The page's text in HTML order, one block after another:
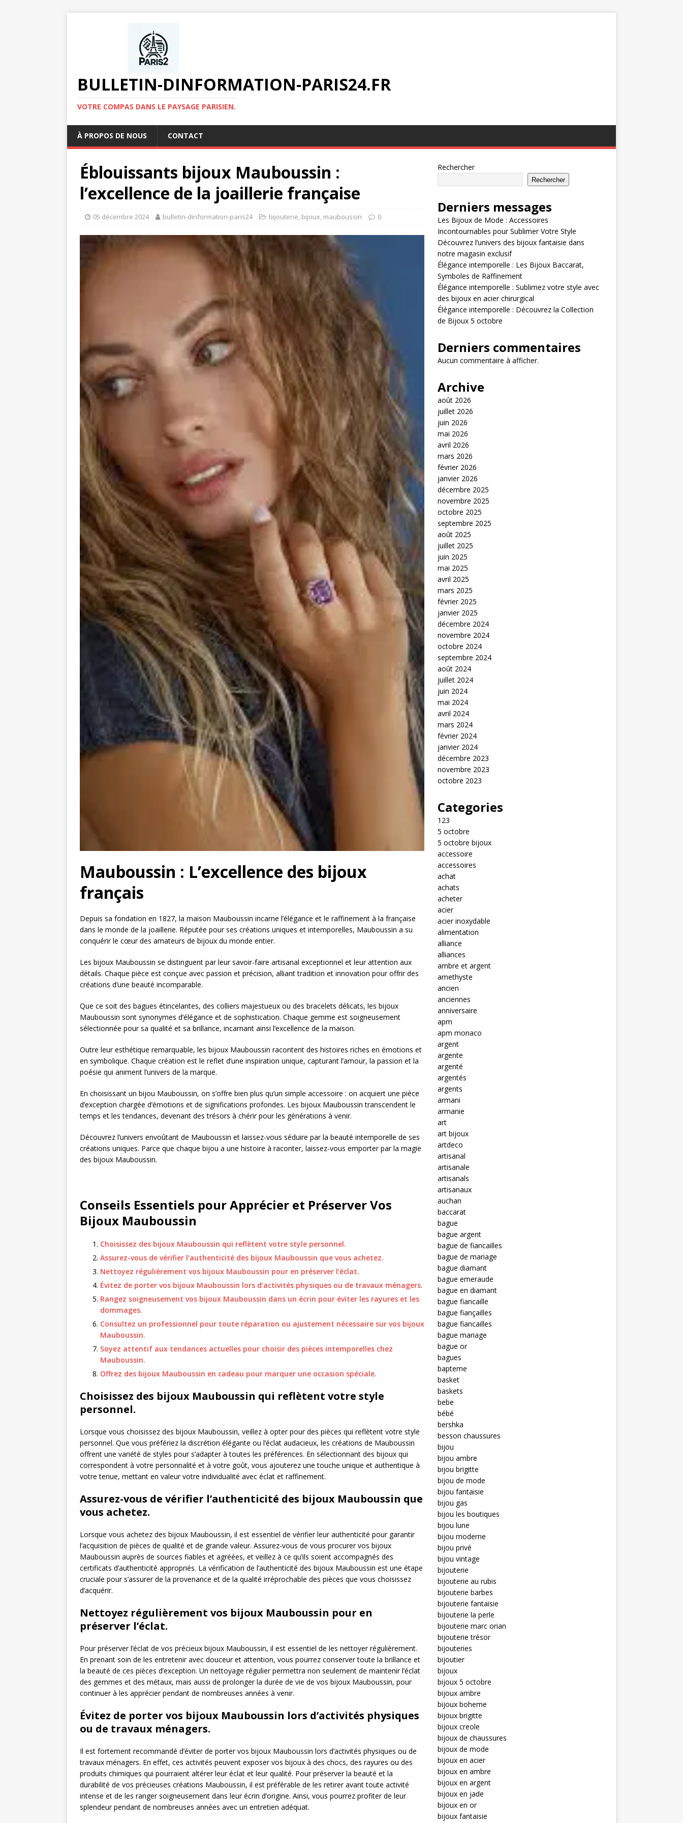
BULLETIN-DINFORMATION-PARIS24.FR
VOTRE COMPAS DANS LE PAYSAGE PARISIEN.
À PROPOS DE NOUS CONTACT
Éblouissants bijoux Mauboussin :
l’excellence de la joaillerie française
05 décembre 2024 bulletin-dinformation-paris24 bijouterie, bijoux, mauboussin 0
Mauboussin : L’excellence des bijoux
français
Depuis sa fondation en 1827, la maison Mauboussin incarne l’élégance et le raffinement à la française
dans le monde de la joaillerie. Réputée pour ses créations uniques et intemporelles, Mauboussin a su
conquérir le cœur des amateurs de bijoux du monde entier.
Les bijoux Mauboussin se distinguent par leur savoir-faire artisanal exceptionnel et leur attention aux
détails. Chaque pièce est conçue avec passion et précision, alliant tradition et innovation pour offrir des
créations d’une beauté incomparable.
Que ce soit des bagues étincelantes, des colliers majestueux ou des bracelets délicats, les bijoux
Mauboussin sont synonymes d’élégance et de sophistication. Chaque gemme est soigneusement
sélectionnée pour sa qualité et sa brillance, incarnant ainsi l’excellence de la maison.
Outre leur esthétique remarquable, les bijoux Mauboussin racontent des histoires riches en émotions et
en symbolique. Chaque création est le reflet d’une inspiration unique, capturant l’amour, la passion et la
poésie qui animent l’univers de la marque.
En choisissant un bijou Mauboussin, on s’offre bien plus qu’un simple accessoire : on acquiert une pièce
d’exception chargée d’émotions et de significations profondes. Les bijoux Mauboussin transcendent le
temps et les tendances, devenant des trésors à chérir pour les générations à venir.
Découvrez l’univers envoûtant de Mauboussin et laissez-vous séduire par la beauté intemporelle de ses
créations uniques. Parce que chaque bijou a une histoire à raconter, laissez-vous emporter par la magie
des bijoux Mauboussin.
Conseils Essentiels pour Apprécier et Préserver Vos
Bijoux Mauboussin
Choisissez des bijoux Mauboussin qui reflètent votre style personnel.
Assurez-vous de vérifier l’authenticité des bijoux Mauboussin que vous achetez.
Nettoyez régulièrement vos bijoux Mauboussin pour en préserver l’éclat.
Évitez de porter vos bijoux Mauboussin lors d’activités physiques ou de travaux ménagers.
Rangez soigneusement vos bijoux Mauboussin dans un écrin pour éviter les rayures et les
dommages.
Consultez un professionnel pour toute réparation ou ajustement nécessaire sur vos bijoux
Mauboussin.
Soyez attentif aux tendances actuelles pour choisir des pièces intemporelles chez
Mauboussin.
Offrez des bijoux Mauboussin en cadeau pour marquer une occasion spéciale.
Choisissez des bijoux Mauboussin qui reflètent votre style
personnel.
Lorsque vous choisissez des bijoux Mauboussin, veillez à opter pour des pièces qui reflètent votre style
personnel. Que vous préfériez la discrétion élégante ou l’éclat audacieux, les créations de Mauboussin
offrent une variété de styles pour s’adapter à toutes les préférences. En sélectionnant des bijoux qui
correspondent à votre personnalité et à votre goût, vous ajouterez une touche unique et authentique à
votre tenue, mettant en valeur votre individualité avec éclat et raffinement.
Assurez-vous de vérifier l’authenticité des bijoux Mauboussin que
vous achetez.
Lorsque vous achetez des bijoux Mauboussin, il est essentiel de vérifier leur authenticité pour garantir
l’acquisition de pièces de qualité et de grande valeur. Assurez-vous de vous procurer vos bijoux
Mauboussin auprès de sources fiables et agréées, et veillez à ce qu’ils soient accompagnés des
certificats d’authenticité appropriés. La vérification de l’authenticité des bijoux Mauboussin est une étape
cruciale pour s’assurer de la provenance et de la qualité irréprochable des pièces que vous choisissez
d’acquérir.
Nettoyez régulièrement vos bijoux Mauboussin pour en
préserver l’éclat.
Pour préserver l’éclat de vos précieux bijoux Mauboussin, il est essentiel de les nettoyer régulièrement.
En prenant soin de les entretenir avec douceur et attention, vous pourrez conserver toute la brillance et
la beauté de ces pièces d’exception. Un nettoyage régulier permettra non seulement de maintenir l’éclat
des gemmes et des métaux, mais aussi de prolonger la durée de vie de vos bijoux Mauboussin, pour
continuer à les apprécier pendant de nombreuses années à venir.
Évitez de porter vos bijoux Mauboussin lors d’activités physiques
ou de travaux ménagers.
Il est fortement recommandé d’éviter de porter vos bijoux Mauboussin lors d’activités physiques ou de
travaux ménagers. En effet, ces activités peuvent exposer vos bijoux à des chocs, des rayures ou des
produits chimiques qui pourraient altérer leur éclat et leur qualité. Pour préserver la beauté et la
durabilité de vos précieuses créations Mauboussin, il est préférable de les retirer avant toute activité
intense et de les ranger soigneusement dans leur écrin d’origine. Ainsi, vous pourrez profiter de leur
splendeur pendant de nombreuses années avec un entretien adéquat.
Rechercher
Rechercher
Derniers messages
Les Bijoux de Mode : Accessoires
Incontournables pour Sublimer Votre Style
Découvrez l’univers des bijoux fantaisie dans
notre magasin exclusif
Élégance intemporelle : Les Bijoux Baccarat,
Symboles de Raffinement
Élégance intemporelle : Sublimez votre style avec
des bijoux en acier chirurgical
Élégance intemporelle : Découvrez la Collection
de Bijoux 5 octobre
Derniers commentaires
Aucun commentaire à afficher.
Archive
août 2026
juillet 2026
juin 2026
mai 2026
avril 2026
mars 2026
février 2026
janvier 2026
décembre 2025
novembre 2025
octobre 2025
septembre 2025
août 2025
juillet 2025
juin 2025
mai 2025
avril 2025
mars 2025
février 2025
janvier 2025
décembre 2024
novembre 2024
octobre 2024
septembre 2024
août 2024
juillet 2024
juin 2024
mai 2024
avril 2024
mars 2024
février 2024
janvier 2024
décembre 2023
novembre 2023
octobre 2023
Categories
123
5 octobre
5 octobre bijoux
accessoire
accessoires
achat
achats
acheter
acier
acier inoxydable
alimentation
alliance
alliances
ambre et argent
amethyste
ancien
anciennes
anniversaire
apm
apm monaco
argent
argente
argenté
argentés
argents
armani
armanie
art
art bijoux
artdeco
artisanal
artisanale
artisanals
artisanaux
auchan
baccarat
bague
bague argent
bague de fiancailles
bague de mariage
bague diamant
bague emeraude
bague en diamant
bague fiancaille
bague fiançailles
bague fiancailles
bague mariage
bague or
bagues
bapteme
basket
baskets
bebe
bébé
bershka
besson chaussures
bijou
bijou ambre
bijou brigitte
bijou de mode
bijou fantaisie
bijou gas
bijou les boutiques
bijou lune
bijou moderne
bijou privé
bijou vintage
bijouterie
bijouterie au rubis
bijouterie barbes
bijouterie fantaisie
bijouterie la perle
bijouterie marc orian
bijouterie trésor
bijouteries
bijoutier
bijoux
bijoux 5 octobre
bijoux ambre
bijoux boheme
bijoux brigitte
bijoux creole
bijoux de chaussures
bijoux de mode
bijoux en acier
bijoux en ambre
bijoux en argent
bijoux en jade
bijoux en or
bijoux fantaisie